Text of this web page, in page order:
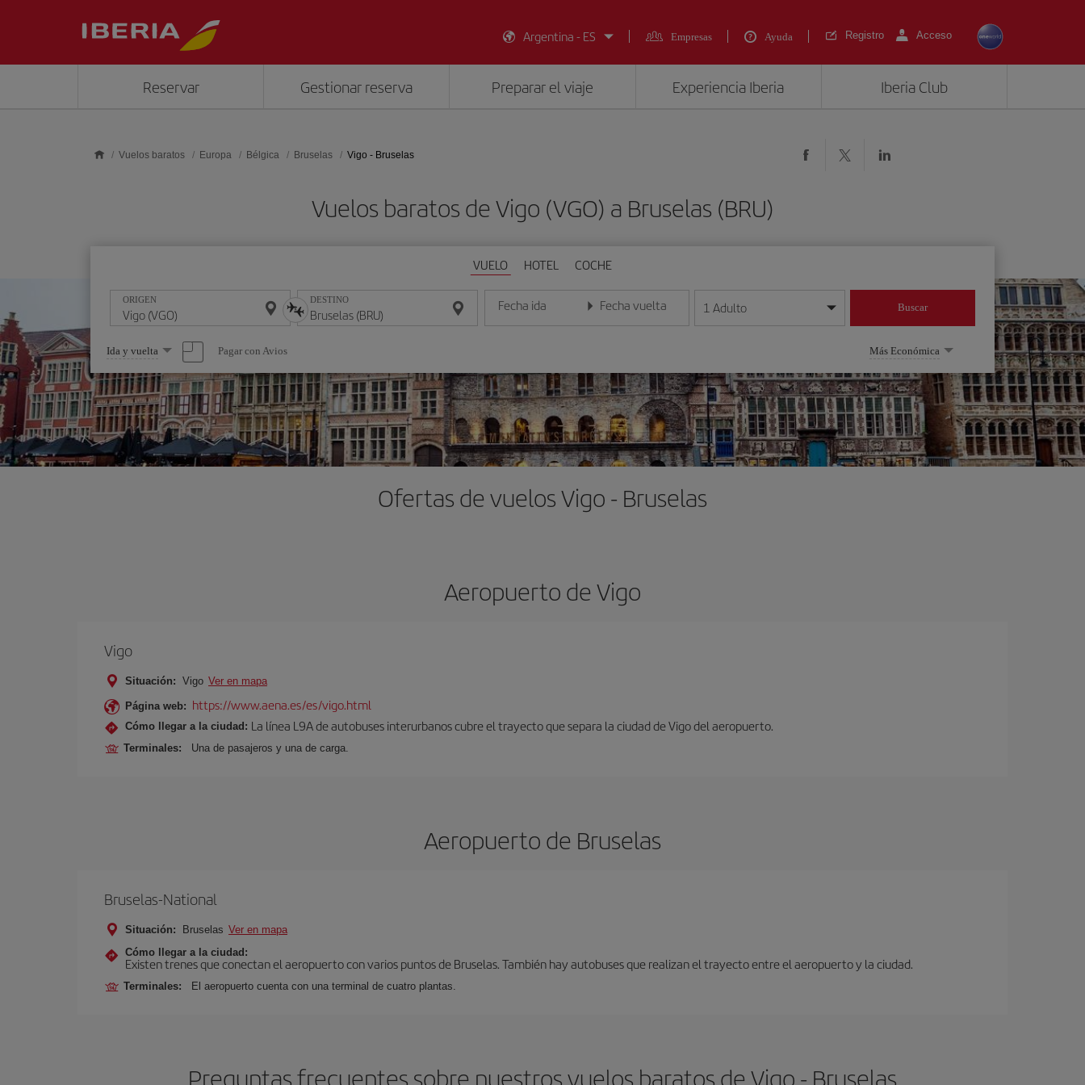
Argentina - ES
Empresas Ayuda Registro Acceso
Reservar Gestionar reserva Preparar el viaje Experiencia Iberia Iberia Club
Vuelos baratos Europa Bélgica Bruselas Vigo - Bruselas
Vuelos baratos de Vigo (VGO) a Bruselas (BRU)
VUELO HOTEL COCHE
ORIGEN DESTINO Fecha ida
Introduce la fecha en formato día/mes/año
Fecha vuelta
Introduce la fecha en formato día/mes/año
1 Adulto Buscar
Seleccione
una
opción
Ida y vuelta Pagar con Avios Más Económica
Ofertas de vuelos Vigo - Bruselas
Aeropuerto de Vigo
Vigo
Situación: Vigo Ver en mapa
Página web: https://www.aena.es/es/vigo.html
Cómo llegar a la ciudad: La línea L9A de autobuses interurbanos cubre el trayecto que separa la ciudad de Vigo del aeropuerto.
Terminales: Una de pasajeros y una de carga.
Aeropuerto de Bruselas
Bruselas-National
Situación: Bruselas Ver en mapa
Cómo llegar a la ciudad:
Existen trenes que conectan el aeropuerto con varios puntos de Bruselas. También hay autobuses que realizan el trayecto entre el aeropuerto y la ciudad.
Terminales: El aeropuerto cuenta con una terminal de cuatro plantas.
Preguntas frecuentes sobre nuestros vuelos baratos de Vigo - Bruselas